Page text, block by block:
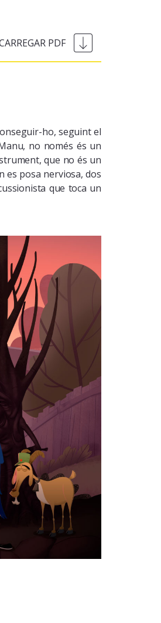
ho, seguint el
no només és un
que no és un
es posa nerviosa, dos
que toca un